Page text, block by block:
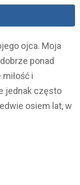
ojca. Moja
ponad
i
jednak często
osiem lat, w